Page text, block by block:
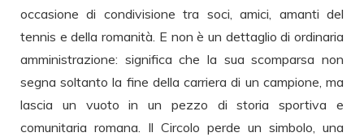
occasione di condivisione tra soci, amici, amanti del
tennis e della romanità. E non è un dettaglio di ordinaria
amministrazione: significa che la sua scomparsa non
segna soltanto la fine della carriera di un campione, ma
lascia un vuoto in un pezzo di storia sportiva e
comunitaria romana. Il Circolo perde un simbolo, una